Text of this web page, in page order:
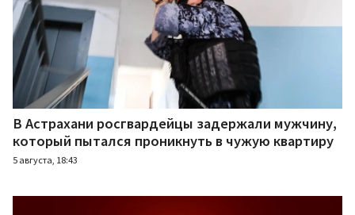
В Астрахани росгвардейцы задержали мужчину,
который пытался проникнуть в чужую квартиру
5 августа, 18:43